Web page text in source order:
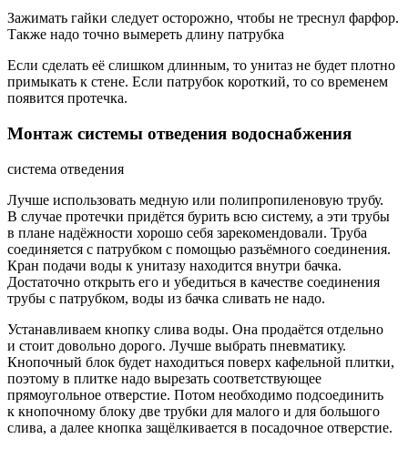
Зажимать гайки следует осторожно, чтобы не треснул фарфор.
Также надо точно вымереть длину патрубка
Если сделать её слишком длинным, то унитаз не будет плотно
примыкать к стене. Если патрубок короткий, то со временем
появится протечка.
Монтаж системы отведения водоснабжения
система отведения
Лучше использовать медную или полипропиленовую трубу.
В случае протечки придётся бурить всю систему, а эти трубы
в плане надёжности хорошо себя зарекомендовали. Труба
соединяется с патрубком с помощью разъёмного соединения.
Кран подачи воды к унитазу находится внутри бачка.
Достаточно открыть его и убедиться в качестве соединения
трубы с патрубком, воды из бачка сливать не надо.
Устанавливаем кнопку слива воды. Она продаётся отдельно
и стоит довольно дорого. Лучше выбрать пневматику.
Кнопочный блок будет находиться поверх кафельной плитки,
поэтому в плитке надо вырезать соответствующее
прямоугольное отверстие. Потом необходимо подсоединить
к кнопочному блоку две трубки для малого и для большого
слива, а далее кнопка защёлкивается в посадочное отверстие.